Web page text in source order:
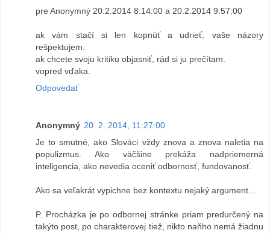
pre Anonymný 20.2.2014 8:14:00 a 20.2.2014 9:57:00
ak vám stačí si len kopnúť a udrieť, vaše názory
rešpektujem.
ak chcete svoju kritiku objasniť, rád si ju prečítam.
vopred vďaka.
Odpovedať
Anonymný 20. 2. 2014, 11:27:00
Je to smutné, ako Slováci vždy znova a znova naletia na
populizmus. Ako väčšine prekáža nadpriemerná
inteligencia, ako nevedia oceniť odbornosť, fundovanosť.
Ako sa veľakrát vypichne bez kontextu nejaký argument...
P. Procházka je po odbornej stránke priam predurčený na
takýto post, po charakterovej tiež, nikto naňho nemá žiadnu